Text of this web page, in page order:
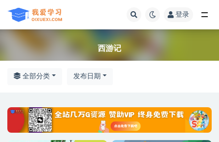
登录
西游记
全部分类 发布日期